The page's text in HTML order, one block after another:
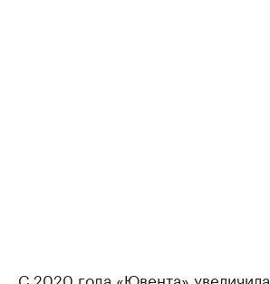
С 2020 года «Ювента» увеличила